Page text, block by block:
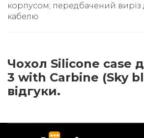
корпусом; передбачений виріз
кабелю
Чохол Silicone case
3 with Carbine (Sky
відгуки.